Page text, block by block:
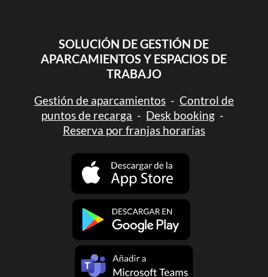
SOLUCIÓN DE GESTIÓN DE
APARCAMIENTOS Y ESPACIOS DE
TRABAJO
Gestión de aparcamientos- Control de
puntos de recarga - Desk booking -
Reserva por franjas horarias